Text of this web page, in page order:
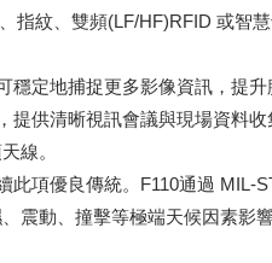
指紋、雙頻(LF/HF)RFID 或智
穩定地捕捉更多影像資訊，提
供清晰視訊會議與現場資料
線。
項優良傳統。F110通過 MIL-
震動、撞擊等極端天候因素